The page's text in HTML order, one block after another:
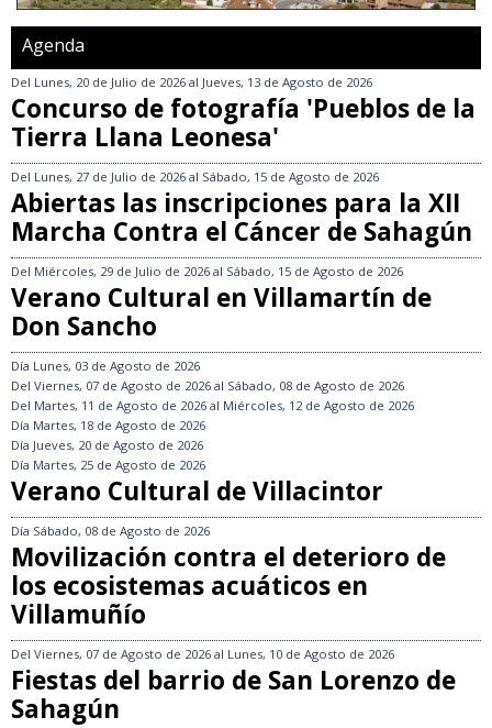
Agenda
Del Lunes, 20 de Julio de 2026 al Jueves, 13 de Agosto de 2026
Concurso de fotografía 'Pueblos de la
Tierra Llana Leonesa'
Del Lunes, 27 de Julio de 2026 al Sábado, 15 de Agosto de 2026
Abiertas las inscripciones para la XII
Marcha Contra el Cáncer de Sahagún
Del Miércoles, 29 de Julio de 2026 al Sábado, 15 de Agosto de 2026
Verano Cultural en Villamartín de
Don Sancho
Día Lunes, 03 de Agosto de 2026
Del Viernes, 07 de Agosto de 2026 al Sábado, 08 de Agosto de 2026
Del Martes, 11 de Agosto de 2026 al Miércoles, 12 de Agosto de 2026
Día Martes, 18 de Agosto de 2026
Día Jueves, 20 de Agosto de 2026
Día Martes, 25 de Agosto de 2026
Verano Cultural de Villacintor
Día Sábado, 08 de Agosto de 2026
Movilización contra el deterioro de
los ecosistemas acuáticos en
Villamuñío
Del Viernes, 07 de Agosto de 2026 al Lunes, 10 de Agosto de 2026
Fiestas del barrio de San Lorenzo de
Sahagún